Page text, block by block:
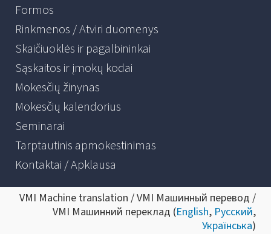
Formos
Rinkmenos / Atviri duomenys
Skaičiuoklės ir pagalbininkai
Sąskaitos ir įmokų kodai
Mokesčių žinynas
Mokesčių kalendorius
Seminarai
Tarptautinis apmokestinimas
Kontaktai / Apklausa
VMI Machine translation / VMI Машинный перевод /
VMI Машинний переклад (English, Русский,
Українська)